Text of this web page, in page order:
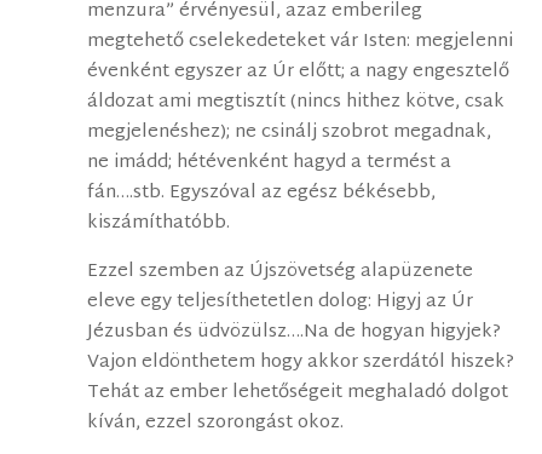
menzura” érvényesül, azaz emberileg
megtehető cselekedeteket vár Isten: megjelenni
évenként egyszer az Úr előtt; a nagy engesztelő
áldozat ami megtisztít (nincs hithez kötve, csak
megjelenéshez); ne csinálj szobrot megadnak,
ne imádd; hétévenként hagyd a termést a
fán….stb. Egyszóval az egész békésebb,
kiszámíthatóbb.
Ezzel szemben az Újszövetség alapüzenete
eleve egy teljesíthetetlen dolog: Higyj az Úr
Jézusban és üdvözülsz….Na de hogyan higyjek?
Vajon eldönthetem hogy akkor szerdától hiszek?
Tehát az ember lehetőségeit meghaladó dolgot
kíván, ezzel szorongást okoz.